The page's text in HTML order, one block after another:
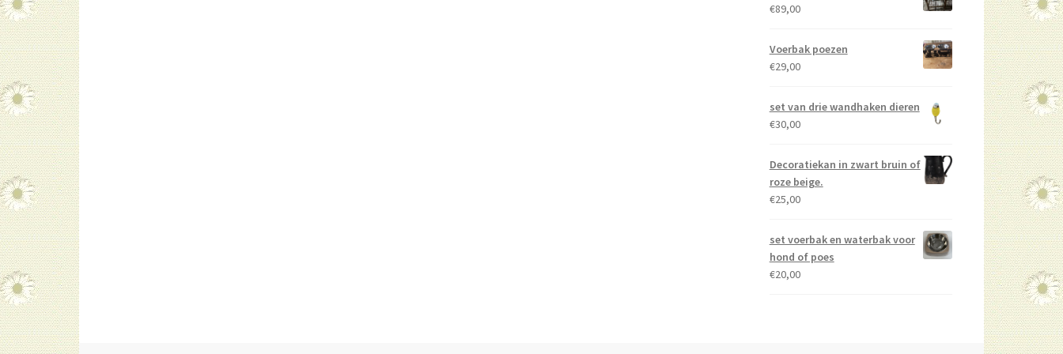
€89,00
Voerbak poezen
€29,00
set van drie wandhaken dieren
€30,00
Decoratiekan in zwart bruin of
roze beige.
€25,00
set voerbak en waterbak voor
hond of poes
€20,00